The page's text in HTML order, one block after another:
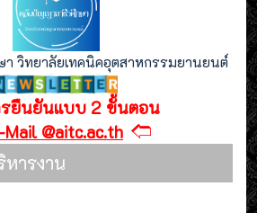
วิทยาลัยเทคนิคอุตสาหกรรมยานยนต์
ยืนยันแบบ 2 ขั้นตอน
Mail @aitc.ac.th 🢢
ารงาน